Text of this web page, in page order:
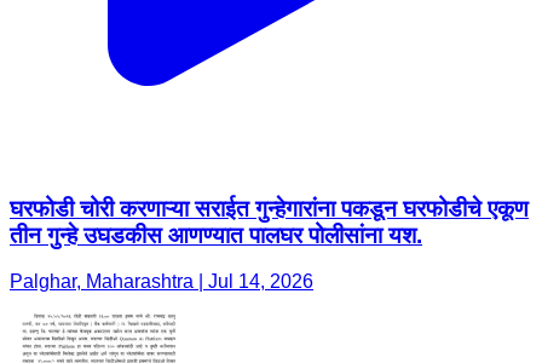
घरफोडी चोरी करणाऱ्या सराईत गुन्हेगारांना पकडून घरफोडीचे एकूण
तीन गुन्हे उघडकीस आणण्यात पालघर पोलीसांना यश.
Palghar, Maharashtra | Jul 14, 2026